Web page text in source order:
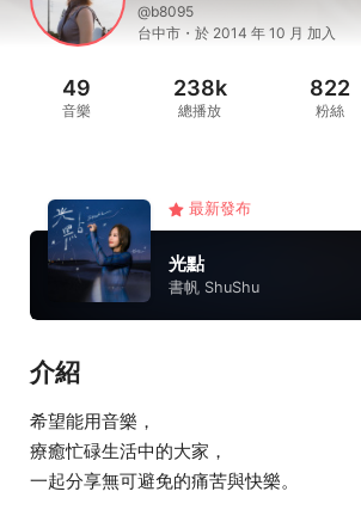
@b8095
台中市・於 2014 年 10 月 加入
49
音樂
238k
總播放
822
粉絲
最新發布
光點
書帆 ShuShu
介紹
希望能用音樂，
療癒忙碌生活中的大家，
一起分享無可避免的痛苦與快樂。